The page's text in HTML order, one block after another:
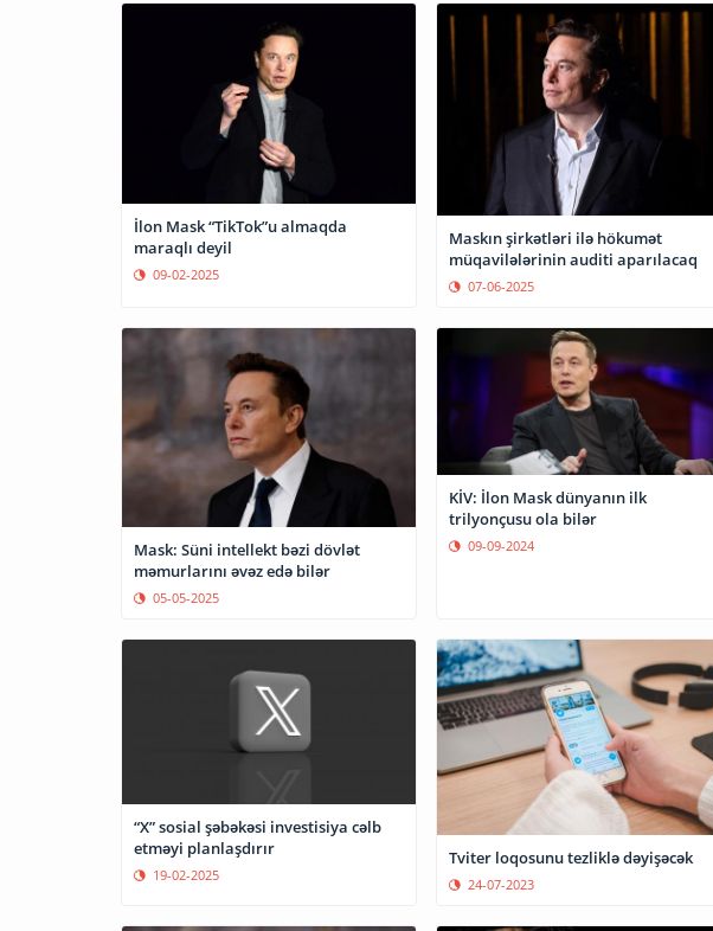
İlon Mask “TikTok”u almaqda
maraqlı deyil
09-02-2025
Maskın şirkətləri ilə hökumət
müqavilələrinin auditi aparılacaq
07-06-2025
Mask: Süni intellekt bəzi dövlət
məmurlarını əvəz edə bilər
05-05-2025
KİV: İlon Mask dünyanın ilk
trilyonçusu ola bilər
09-09-2024
“X” sosial şəbəkəsi investisiya cəlb
etməyi planlaşdırır
19-02-2025
Tviter loqosunu tezliklə dəyişəcək
24-07-2023